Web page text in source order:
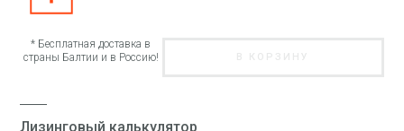
* Бесплатная доставка в
страны Балтии и в Россию!
Лизинговый калькулятор